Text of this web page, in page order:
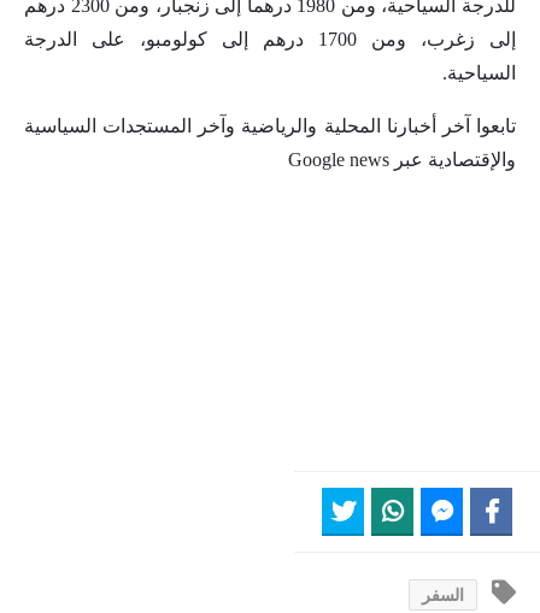
للدرجة السياحية، ومن 1980 درهماً إلى زنجبار، ومن 2300 درهم
إلى زغرب، ومن 1700 درهم إلى كولومبو، على الدرجة
السياحية.
تابعوا آخر أخبارنا المحلية والرياضية وآخر المستجدات السياسية
والإقتصادية عبر Google news
السفر